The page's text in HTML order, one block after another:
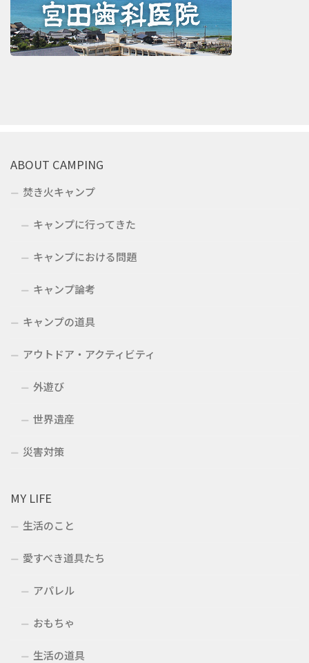
ABOUT CAMPING
焚き火キャンプ
キャンプに行ってきた
キャンプにおける問題
キャンプ論考
キャンプの道具
アウトドア・アクティビティ
外遊び
世界遺産
災害対策
MY LIFE
生活のこと
愛すべき道具たち
アパレル
おもちゃ
生活の道具